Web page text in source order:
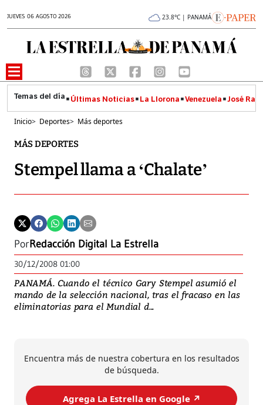
JUEVES 06 AGOSTO 2026 23.8°C | PANAMÁ
Últimas Noticias La Llorona Venezuela José
Inicio> Deportes> Más deportes
MÁS DEPORTES
Stempel llama a ‘Chalate’
PorRedacción Digital La Estrella
30/12/2008 01:00
PANAMÁ. Cuando el técnico Gary Stempel asumió el
mando de la selección nacional, tras el fracaso en las
eliminatorias para el Mundial d...
Encuentra más de nuestra cobertura en los resultados
de búsqueda.
Agrega La Estrella en Google ↗️